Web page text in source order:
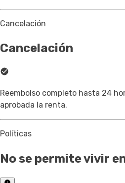
Cancelación
Cancelación
Reembolso completo hasta 24
aprobada la renta.
Políticas
No se permite vivir